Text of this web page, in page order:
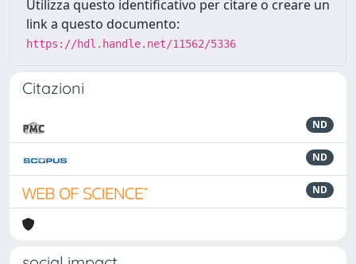
Utilizza questo identificativo per citare o creare un
link a questo documento:
https://hdl.handle.net/11562/5336
Citazioni
ND
ND
ND